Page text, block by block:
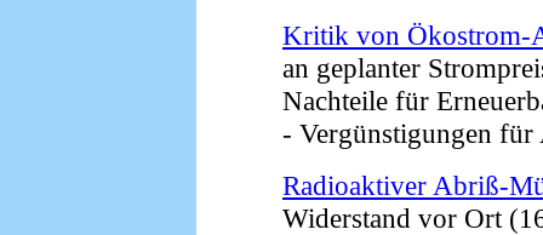
Kritik von Ökostrom-
an geplanter
Nachteile für
- Vergünstigungen für
Radioaktiver Abriß-
Widerstand vor Ort